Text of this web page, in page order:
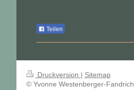
Teilen
Druckversion | Sitemap
© Yvonne Westenberger-Fandrich